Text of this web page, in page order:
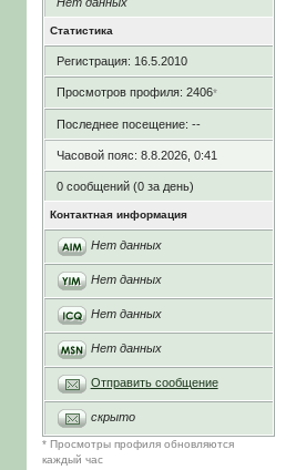
Статистика
Регистрация: 16.5.2010
Просмотров профиля: 2406*
Последнее посещение: --
Часовой пояс: 8.8.2026, 0:41
0 сообщений (0 за день)
Контактная информация
Нет данных
Нет данных
Нет данных
Нет данных
Отправить сообщение
скрыто
* Просмотры профиля обновляются
каждый час